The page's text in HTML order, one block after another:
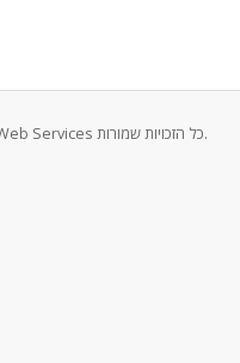
זכויות יוצרים © 2026 Hostsun Web Services כל הזכויות שמורות.